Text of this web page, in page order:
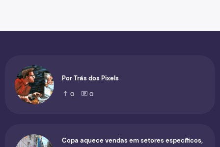
Por Trás dos Pixels
0 0
Copa aquece vendas em setores específicos,